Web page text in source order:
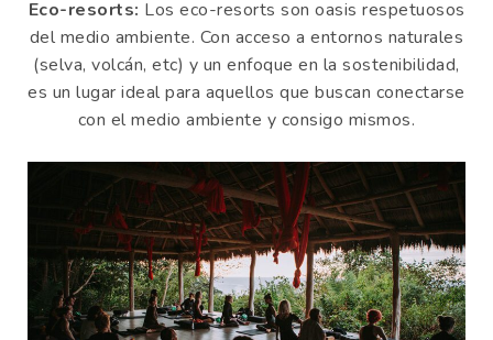
Eco-resorts: Los eco-resorts son oasis respetuosos
del medio ambiente. Con acceso a entornos naturales
(selva, volcán, etc) y un enfoque en la sostenibilidad,
es un lugar ideal para aquellos que buscan conectarse
con el medio ambiente y consigo mismos.